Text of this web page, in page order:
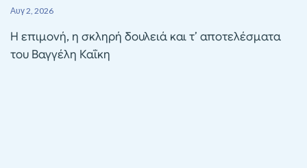
Αυγ 2, 2026
Η επιμονή, η σκληρή δουλειά και τ’ αποτελέσματα
του Βαγγέλη Καΐκη